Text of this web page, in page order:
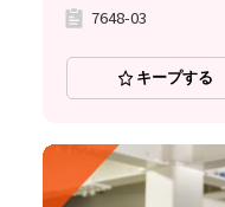
7648-03
キープする